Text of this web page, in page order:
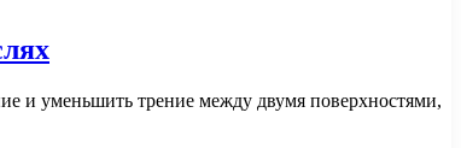
и уменьшить трение между двумя поверхностями,